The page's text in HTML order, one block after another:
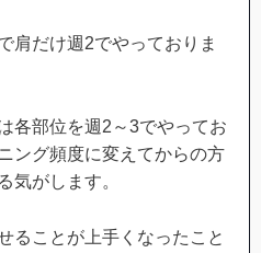
肩だけ週2でやっておりま
各部位を週2～3でやってお
ング頻度に変えてからの方
気がします。
ることが上手くなったこと